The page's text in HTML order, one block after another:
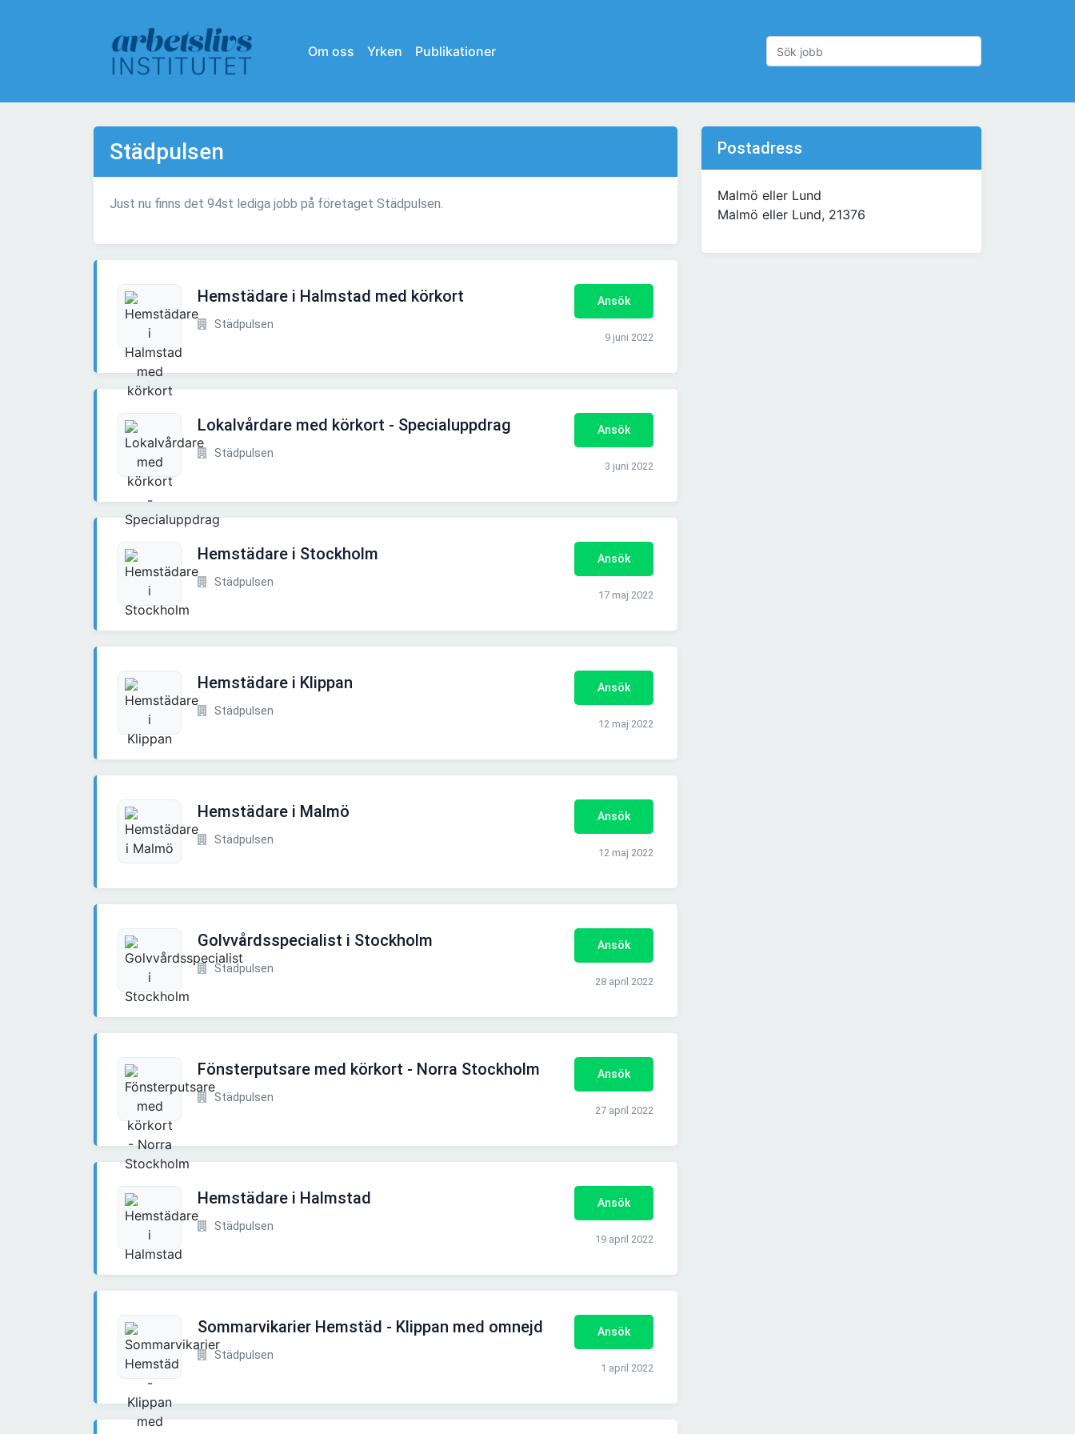
Om oss Yrken Publikationer
Städpulsen
Just nu finns det 94st lediga jobb på företaget Städpulsen.
Hemstädare i Halmstad med körkort
Städpulsen
Ansök
9 juni 2022
Lokalvårdare med körkort - Specialuppdrag
Städpulsen
Ansök
3 juni 2022
Hemstädare i Stockholm
Städpulsen
Ansök
17 maj 2022
Hemstädare i Klippan
Städpulsen
Ansök
12 maj 2022
Hemstädare i Malmö
Städpulsen
Ansök
12 maj 2022
Golvvårdsspecialist i Stockholm
Städpulsen
Ansök
28 april 2022
Fönsterputsare med körkort - Norra Stockholm
Städpulsen
Ansök
27 april 2022
Hemstädare i Halmstad
Städpulsen
Ansök
19 april 2022
Sommarvikarier Hemstäd - Klippan med omnejd
Städpulsen
Ansök
1 april 2022
Postadress
Malmö eller Lund
Malmö eller Lund, 21376